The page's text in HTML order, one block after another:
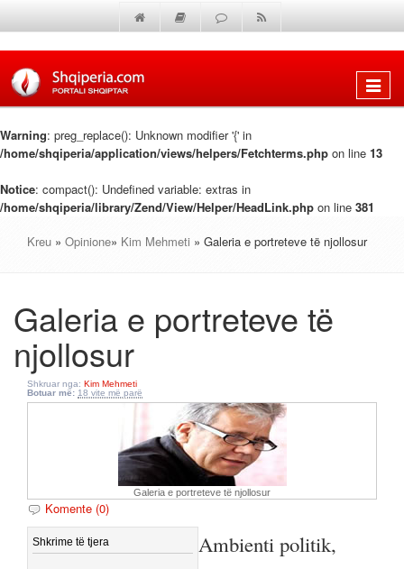
Shfaq
Warning: preg_replace(): Unknown modifier '{' in
/home/shqiperia/application/views/helpers/Fetchterms.php on line 13
Notice: compact(): Undefined variable: extras in
/home/shqiperia/library/Zend/View/Helper/HeadLink.php on line 381
Kreu » Opinione» Kim Mehmeti » Galeria e portreteve të njollosur
Galeria e portreteve të
njollosur
Shkruar nga: Kim Mehmeti
Botuar më: 18 vite më parë
Galeria e portreteve të njollosur
Komente (0)
Shkrime të tjera
Ambienti politik,